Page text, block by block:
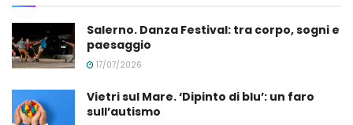
Salerno. Danza Festival: tra corpo, sogni e
paesaggio
17/07/2026
Vietri sul Mare. ‘Dipinto di blu’: un faro
sull’autismo